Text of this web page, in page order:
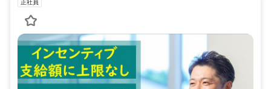
正社員